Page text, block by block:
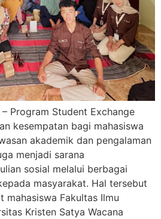
Program Student Exchange
kesempatan bagi mahasiswa
akademik dan pengalaman
menjadi sarana
sosial melalui berbagai
masyarakat. Hal tersebut
mahasiswa Fakultas Ilmu
Kristen Satya Wacana